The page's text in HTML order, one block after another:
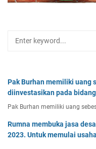
Pak Burhan memiliki uang
diinvestasikan pada
Pak Burhan memiliki uang
Rumna membuka jasa
2023. Untuk memulai